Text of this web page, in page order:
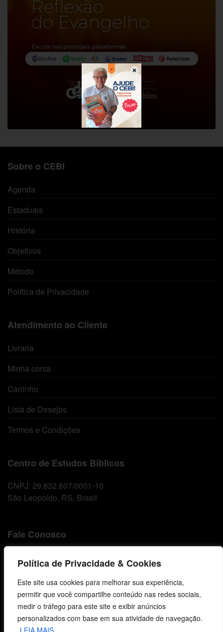
Política de Privacidade & Cookies
Este site usa cookies para melhorar sua experiência,
permitir que você compartilhe conteúdo nas redes sociais,
medir o tráfego para este site e exibir anúncios
personalizados com base em sua atividade de navegação.
LEIA MAIS
Sobre o CEBI
Agenda
Estaduais
História
Objetivos
Método
Política de Privacidade
Atendimento ao Cliente
Livraria
Minha conta
Carrinho
Lista de Desejos
Termos e Condições
Centro de Estudos Bíblicos
CNPJ: 29.832.607/0001-10
São Leopoldo, RS, Brasil
Fale Conosco
E-mails
vendas@cebi.org.br
comunicacao@cebi.org.br
WhatsApp / Vendas
+55 (51) 99734-4518